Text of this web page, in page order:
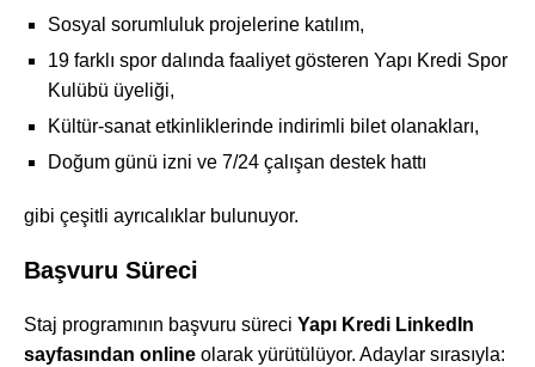
Sosyal sorumluluk projelerine katılım,
19 farklı spor dalında faaliyet gösteren Yapı Kredi Spor
Kulübü üyeliği,
Kültür-sanat etkinliklerinde indirimli bilet olanakları,
Doğum günü izni ve 7/24 çalışan destek hattı
gibi çeşitli ayrıcalıklar bulunuyor.
Başvuru Süreci
Staj programının başvuru süreci Yapı Kredi LinkedIn
sayfasından online olarak yürütülüyor. Adaylar sırasıyla: